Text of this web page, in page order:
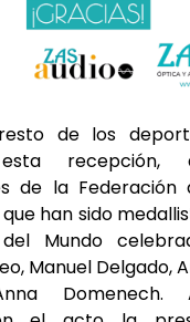
de los
recepción,
de la Federación
que han sido
Mundo
Manuel Delgado,
Domenech.